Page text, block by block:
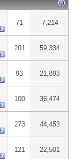
71 7,214
201 59,334
93 21,893
100 36,474
273 44,453
121 22,501